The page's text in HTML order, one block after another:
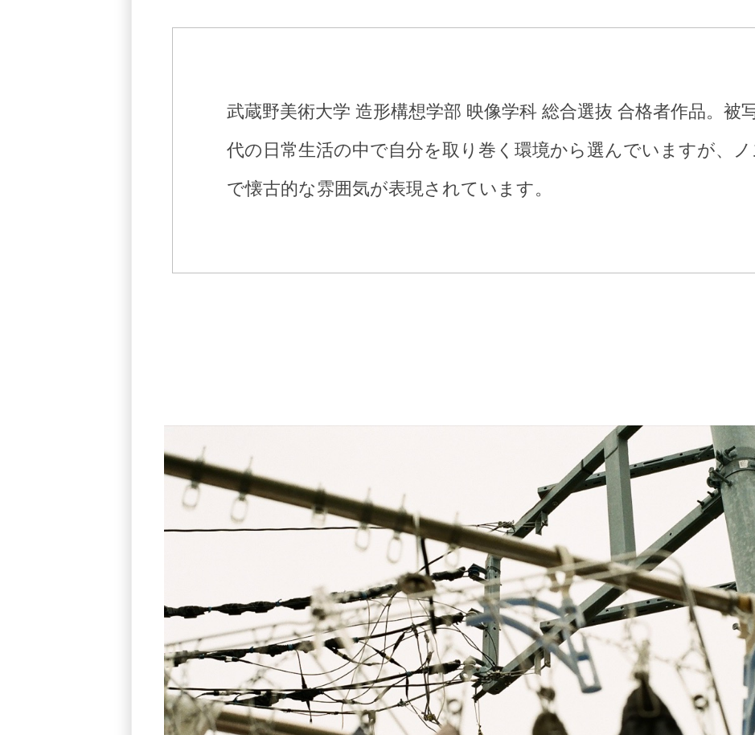
武蔵野美術大学 造形構想学部 映像学科 総合選抜 合格者作品。被
代の日常生活の中で自分を取り巻く環境から選んでいますが、
で懐古的な雰囲気が表現されています。